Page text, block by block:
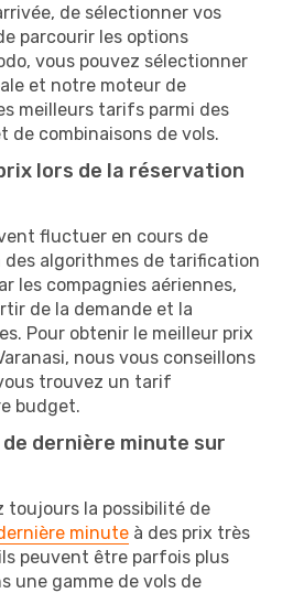
de sélectionner vos
parcourir les options
vous pouvez sélectionner
et notre moteur de
meilleurs tarifs parmi des
de combinaisons de vols.
lors de la réservation
fluctuer en cours de
des algorithmes de tarification
les compagnies aériennes,
de la demande et la
Pour obtenir le meilleur prix
nous vous conseillons
trouvez un tarif
budget.
dernière minute sur
toujours la possibilité de
minute à des prix très
peuvent être parfois plus
une gamme de vols de